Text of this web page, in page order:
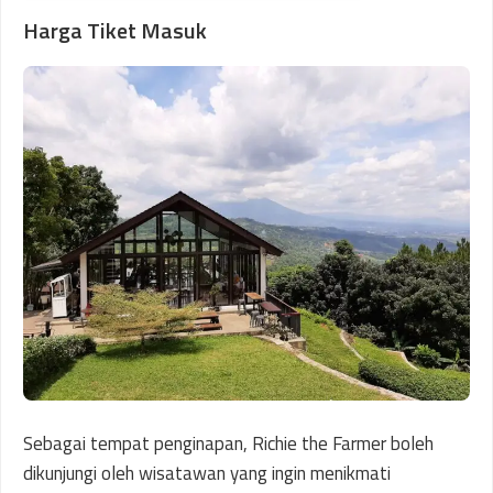
Harga Tiket Masuk
Sebagai tempat penginapan, Richie the Farmer boleh
dikunjungi oleh wisatawan yang ingin menikmati